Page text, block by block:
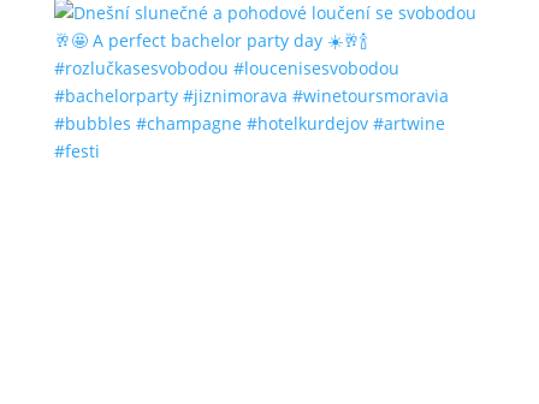
#bubbles #champagne #hotelkurdejov #artwine
#festi